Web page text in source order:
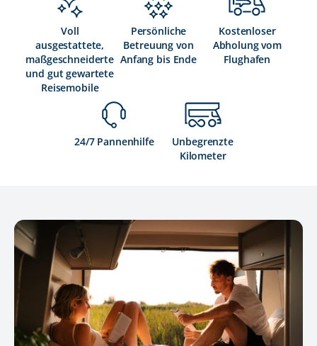
Voll
ausgestattete,
maßgeschneiderte
und gut gewartete
Reisemobile
Persönliche
Betreuung von
Anfang bis Ende
Kostenloser
Abholung vom
Flughafen
24/7 Pannenhilfe
Unbegrenzte
Kilometer